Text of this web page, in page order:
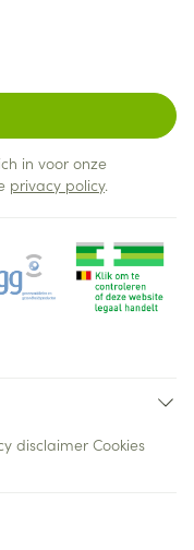
in voor onze
privacy policy.
disclaimer Cookies